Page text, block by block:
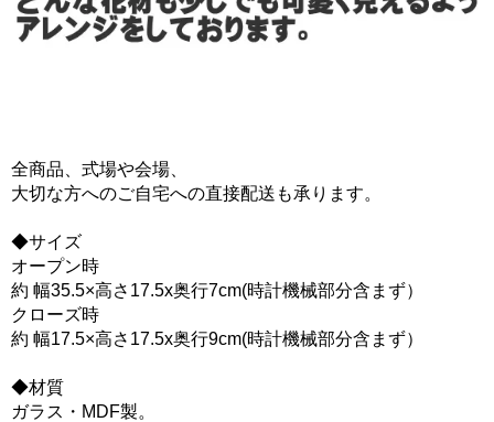
全商品、式場や会場、
大切な方へのご自宅への直接配送も承ります。
◆サイズ
オープン時
約 幅35.5×高さ17.5x奥行7cm(時計機械部分含まず）
クローズ時
約 幅17.5×高さ17.5x奥行9cm(時計機械部分含まず）
◆材質
ガラス・MDF製。